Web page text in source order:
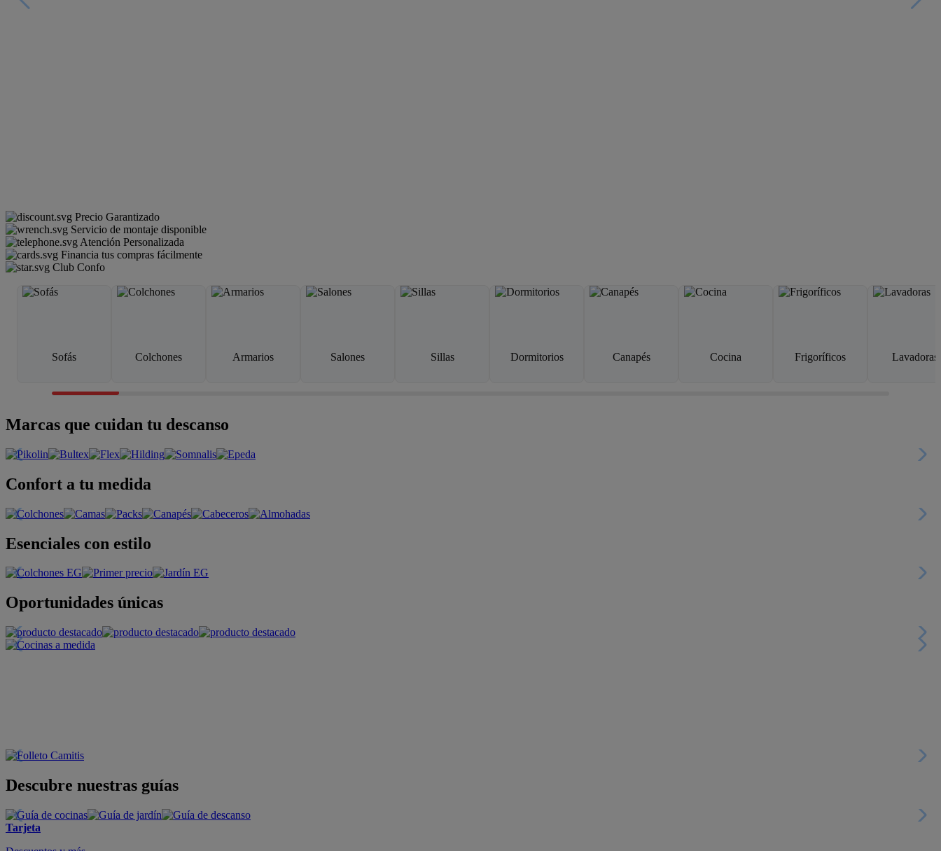
Precio Garantizado
Servicio de montaje disponible
Atención Personalizada
Financia tus compras fácilmente
Club Confo
Sofás Colchones Armarios Salones Sillas Dormitorios Canapés Cocina Frigoríficos Lavadoras
Marcas que cuidan tu descanso
Confort a tu medida
Esenciales con estilo
Oportunidades únicas
Descubre nuestras guías
Tarjeta